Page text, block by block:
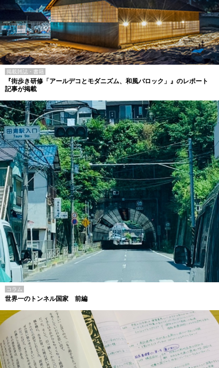
掲載雑誌・書籍
『街歩き研修「アールデコとモダニズム、和風バロック」』のレポート
記事が掲載
コラム
世界一のトンネル国家 前編